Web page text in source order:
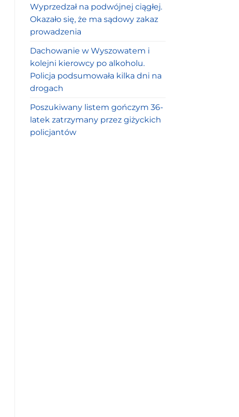
Wyprzedzał na podwójnej ciągłej.
Okazało się, że ma sądowy zakaz
prowadzenia
Dachowanie w Wyszowatem i
kolejni kierowcy po alkoholu.
Policja podsumowała kilka dni na
drogach
Poszukiwany listem gończym 36-
latek zatrzymany przez giżyckich
policjantów